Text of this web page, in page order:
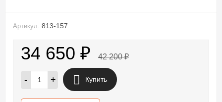
Артикул: 813-157
34 650 ₽ 42 200₽
- + Купить